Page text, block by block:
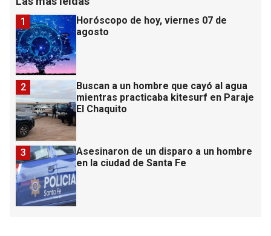
Horóscopo de hoy, viernes 07 de
agosto
1
Buscan a un hombre que cayó al agua
mientras practicaba kitesurf en Paraje
El Chaquito
2
Asesinaron de un disparo a un hombre
en la ciudad de Santa Fe
3